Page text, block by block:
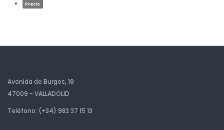
Precio
Avenida de Burgos, 19
47009 - VALLADOLID
Teléfono: (+34) 983 37 15 13